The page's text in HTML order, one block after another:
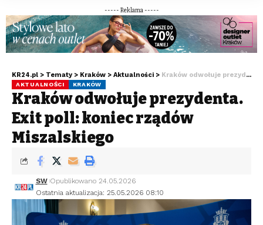
----- Reklama -----
KR24.pl > Tematy > Kraków > Aktualności > Kraków odwołuje prezydenta. Exit poll: koniec rządów Miszalskiego
AKTUALNOŚCI KRAKÓW
Kraków odwołuje prezydenta.
Exit poll: koniec rządów
Miszalskiego
Ostatnia aktualizacja: 25.05.2026 08:10
SW Opublikowano 24.05.2026